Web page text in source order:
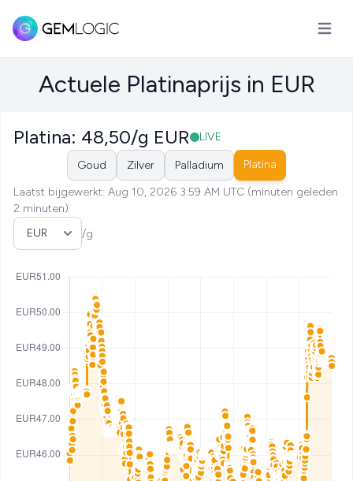
Actuele Platinaprijs in EUR
Platina: 48,50/g EUR LIVE
Goud Zilver Palladium Platina
Laatst bijgewerkt: Aug 10, 2026 3:59 AM UTC (minuten geleden
2 minuten)
Selecteer valuta
/g